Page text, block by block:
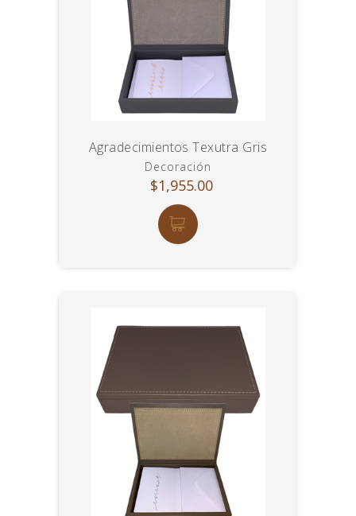
Agradecimientos Texutra Gris
Decoración
$1,955.00